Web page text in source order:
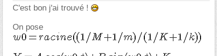
C'est bon j'ai trouvé !
On pose